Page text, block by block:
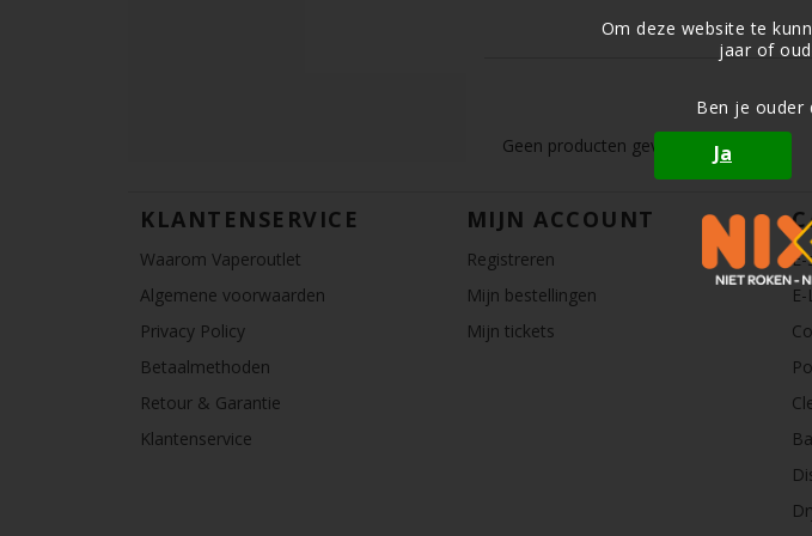
Om deze website te
jaar of
Ben je ouder
Ja
Geen producten gevonden!...
KLANTENSERVICE
Waarom Vaperoutlet
Algemene voorwaarden
Privacy Policy
Betaalmethoden
Retour & Garantie
Klantenservice
MIJN ACCOUNT
Registreren
Mijn bestellingen
Mijn tickets